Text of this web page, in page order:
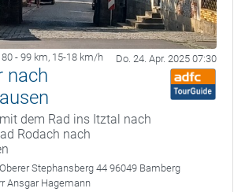
80 - 99 km, 15-18 km/h Do. 24. Apr. 2025 07:30
nach
dem Rad ins Itztal nach
Rodach nach
Oberer Stephansberg 44 96049 Bamberg
Ansgar Hagemann